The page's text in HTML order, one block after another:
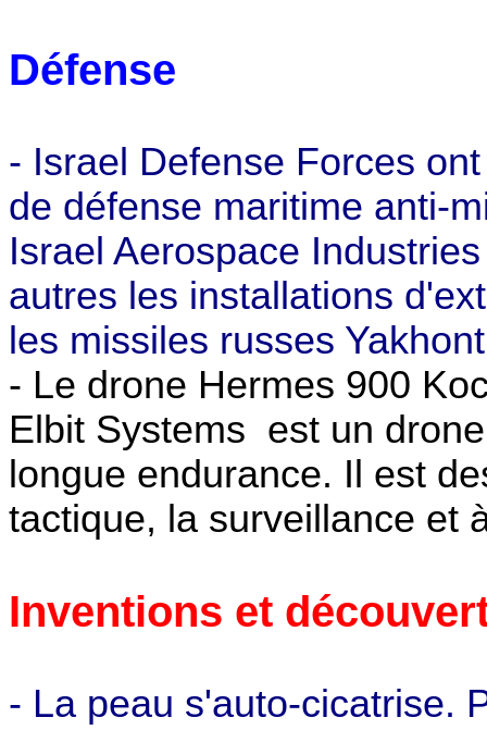
Défense
- Israel Defense Forces
de défense maritime anti-
Israel Aerospace
autres les installations
les missiles russes
- Le drone Hermes 900
Elbit Systems est un
longue endurance. Il est
tactique, la surveillance et
Inventions et
- La peau s'auto-cicatrise.